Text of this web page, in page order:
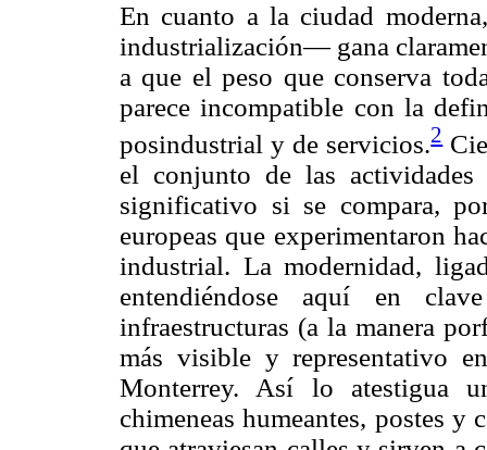
En cuanto a la ciudad
industrialización— gana
a que el peso que conserva
parece incompatible con la
posindustrial y de servicios.2
el conjunto de las
significativo si se compara,
europeas que experimentaron
industrial. La modernidad,
entendiéndose aquí en
infraestructuras (a la manera
más visible y representativo
Monterrey. Así lo atestigua
chimeneas humeantes, postes